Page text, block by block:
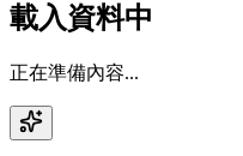
載入資料中
正在準備內容...